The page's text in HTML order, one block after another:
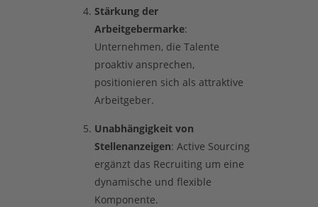
Stärkung der
Arbeitgebermarke:
Unternehmen, die Talente
proaktiv ansprechen,
positionieren sich als attraktive
Arbeitgeber.
Unabhängigkeit von
Stellenanzeigen: Active Sourcing
ergänzt das Recruiting um eine
dynamische und flexible
Komponente.